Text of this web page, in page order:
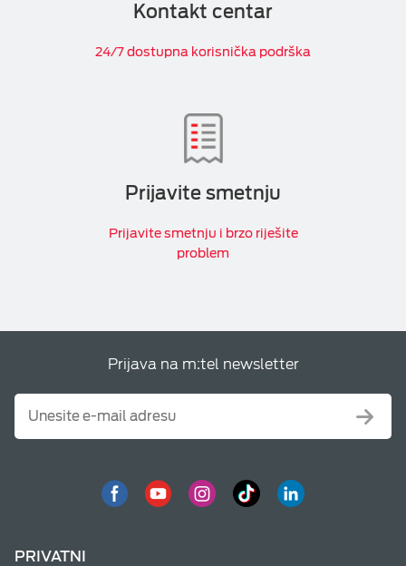
Kontakt centar
24/7 dostupna korisnička podrška
Prijavite smetnju
Prijavite smetnju i brzo riješite
problem
Prijava na m:tel newsletter
PRIVATNI